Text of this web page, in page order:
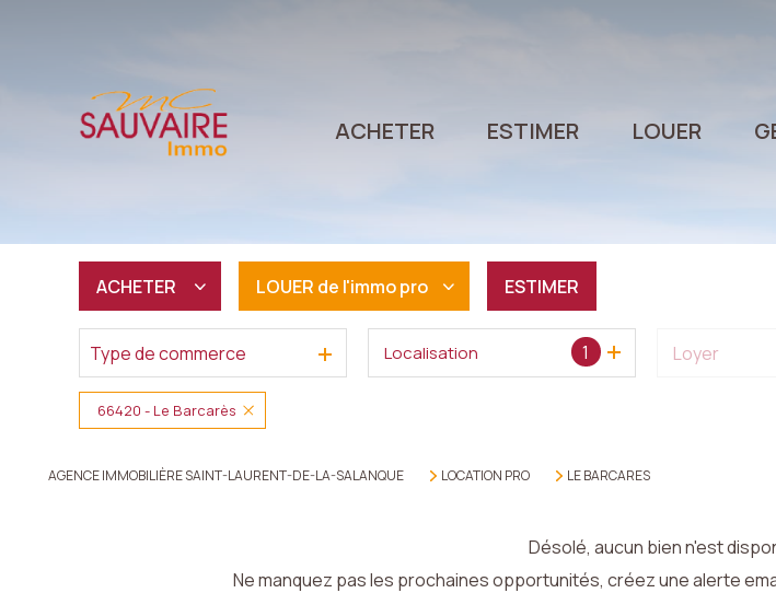
ACHETER ESTIMER LOUER
ACHETER
De l'ancien
LOUER de l'immo pro
à l'année
ESTIMER
Type de commerce 1
Localisation Loyer
66420 - Le Barcarès
AGENCE IMMOBILIÈRE SAINT-LAURENT-DE-LA-SALANQUE LOCATION PRO LE BARCARES
Désolé, aucun bien n'est
Ne manquez pas les prochaines opportunités, créez une alerte